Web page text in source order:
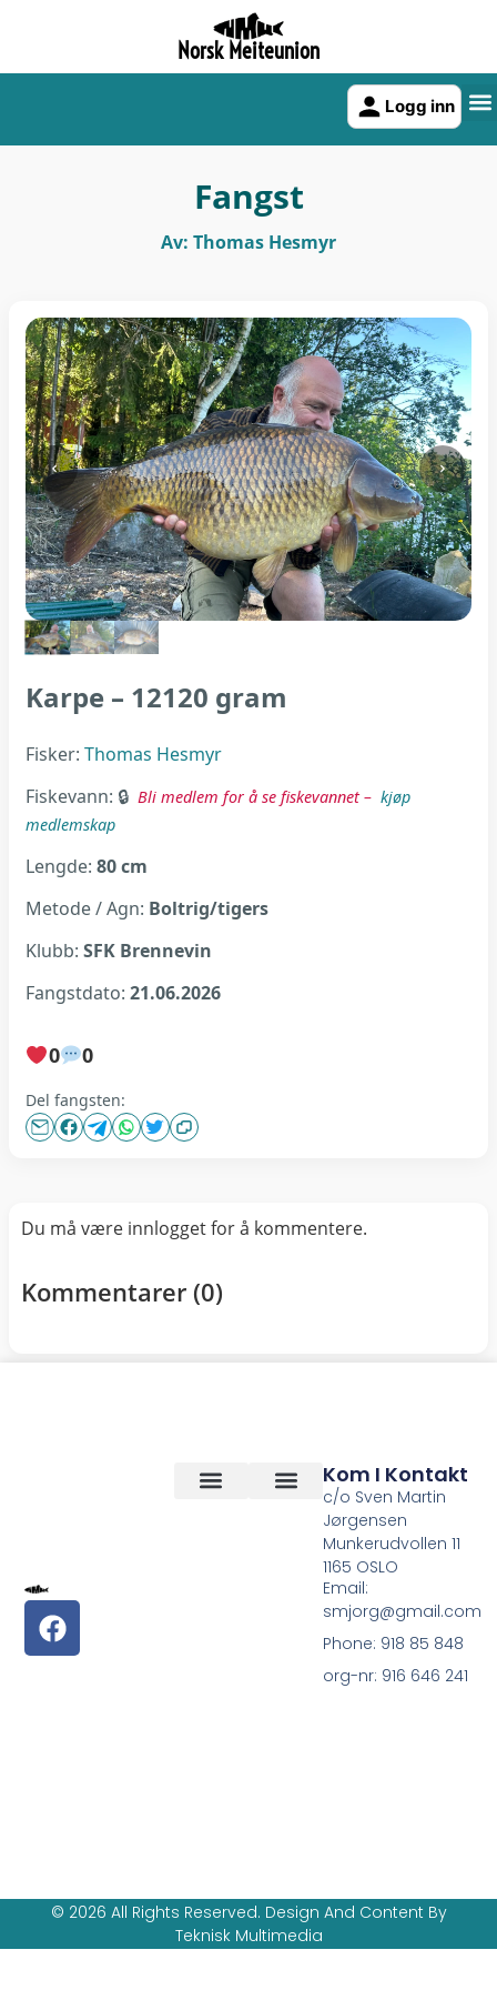
Norsk Meiteunion
Logg inn
Fangst
Av: Thomas Hesmyr
Karpe – 12120 gram
Fisker: Thomas Hesmyr
Fiskevann:
Bli medlem for å se fiskevannet – kjøp
medlemskap
Lengde: 80 cm
Metode / Agn: Boltrig/tigers
Klubb: SFK Brennevin
Fangstdato: 21.06.2026
0 0
Del fangsten:
Du må være innlogget for å kommentere.
Kommentarer (0)
Kom I Kontakt
c/o Sven Martin
Jørgensen
Munkerudvollen 11
1165 OSLO
Email:
smjorg@gmail.com
Phone: 918 85 848
org-nr: 916 646 241
© 2026 All Rights Reserved. Design And Content By
Teknisk Multimedia